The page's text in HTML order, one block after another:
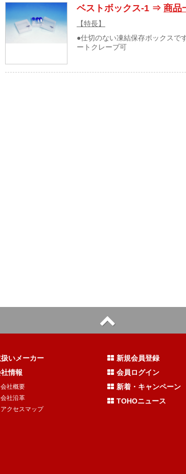
ベストボックス-1 ⇒ 商品
【特長】
●仕切のない凍結保存ボックスで
ートクレーブ可
いメーカー
情報
会社概要
会社沿革
アクセスマップ
新規会員登録
会員ログイン
新着・キャンペーン
TOHOニュース